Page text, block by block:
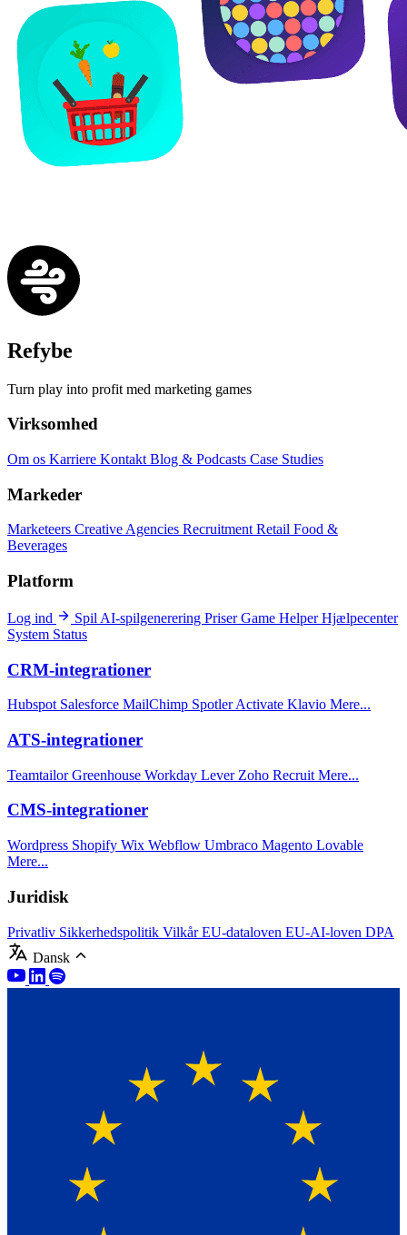
Refybe
Turn play into profit med marketing games
Virksomhed
Om os Karriere Kontakt Blog & Podcasts Case Studies
Markeder
Marketeers Creative Agencies RecruitmentRetail Food &
Beverages
Platform
Log ind Spil AI-spilgenerering PriserGame HelperHjælpecenter
System Status
CRM-integrationer
Hubspot Salesforce MailChimp Spotler Activate Klavio Mere...
ATS-integrationer
TeamtailorGreenhouse Workday Lever Zoho Recruit Mere...
CMS-integrationer
Wordpress Shopify Wix Webflow Umbraco Magento Lovable
Mere...
Juridisk
Privatliv Sikkerhedspolitik VilkårEU-dataloven EU-AI-loven DPA
Dansk